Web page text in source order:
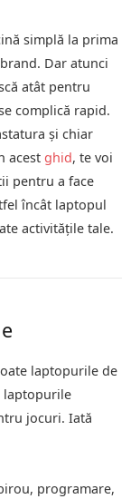
simplă la prima
Dar atunci
atât pentru
complică rapid.
și chiar
acest ghid, te voi
pentru a face
încât laptopul
activitățile tale.
laptopurile de
laptopurile
jocuri. Iată
programare,